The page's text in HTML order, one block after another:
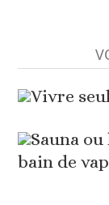
Vivre
Sauna
bain de